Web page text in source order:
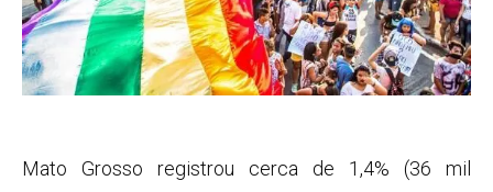
Mato Grosso registrou cerca de 1,4% (36 mil